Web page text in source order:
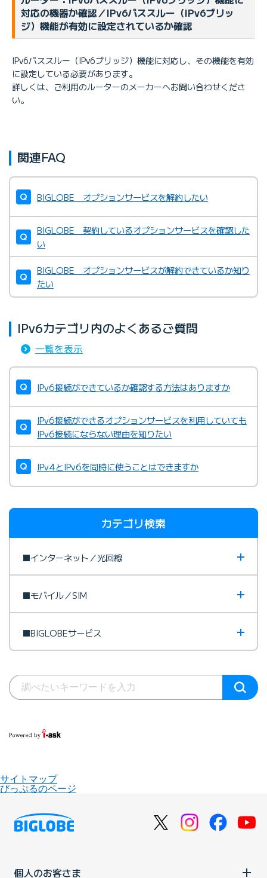
対応の機器か確認／IPv6パススルー（IPv6ブリッ
ジ）機能が有効に設定されているか確認
IPv6パススルー（IPv6ブリッジ）機能に対応し、その機能を有効
に設定している必要があります。
詳しくは、ご利用のルーターのメーカーへお問い合わせくださ
い。
関連FAQ
BIGLOBE オプションサービスを解約したい
BIGLOBE 契約しているオプションサービスを確認した
い
BIGLOBE オプションサービスが解約できているか知り
たい
IPv6カテゴリ内のよくあるご質問
一覧を表示
IPv6接続ができているか確認する方法はありますか
IPv6接続ができるオプションサービスを利用していても
IPv6接続にならない理由を知りたい
IPv4とIPv6を同時に使うことはできますか
カテゴリ検索
■インターネット／光回線
■モバイル／SIM
■BIGLOBEサービス
サイトマップ
びっぷるのページ
個人のお客さま